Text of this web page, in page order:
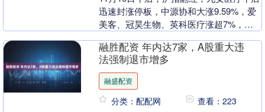
迅速封涨停板，中源协和大涨9.59%，爱
美客、冠昊生物、英科医疗涨超7%，澳
华内镜涨超6%，迈瑞医疗、联影医疗、
新产业、....
融胜配资 年内达7家，A股重大违
法强制退市增多
融盛配资
分类：配配网 查看：223